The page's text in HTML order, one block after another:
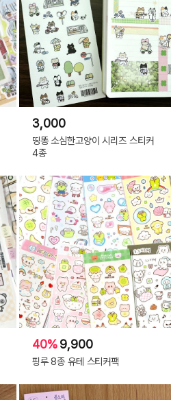
3,000
띵똥 소심한고양이 시리즈 스티커
4종
40%9,900
핑루 8종 유테 스티커팩